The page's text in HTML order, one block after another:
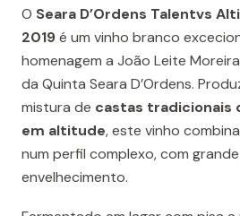
O Seara D’Ordens Talentvs
2019é um vinho branco
homenagem a João Leite
da Quinta Seara D’Ordens.
mistura de castas tradicionais
em altitude, este vinho
num perfil complexo, com
envelhecimento.